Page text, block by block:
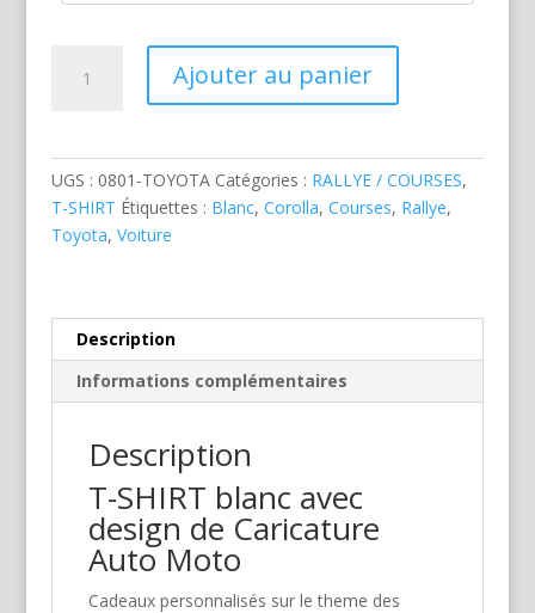
Ajouter au panier
UGS : 0801-TOYOTA Catégories : RALLYE / COURSES,
T-SHIRT Étiquettes : Blanc, Corolla, Courses, Rallye,
Toyota, Voiture
Description
Informations complémentaires
Description
T-SHIRT blanc avec
design de Caricature
Auto Moto
Cadeaux personnalisés sur le theme des